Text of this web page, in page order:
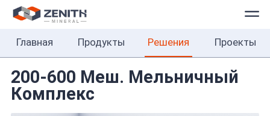
Главная
Продукты
Решения
Главная Продукты Решения Проекты
200-600 Меш. Мельничный
Комплекс